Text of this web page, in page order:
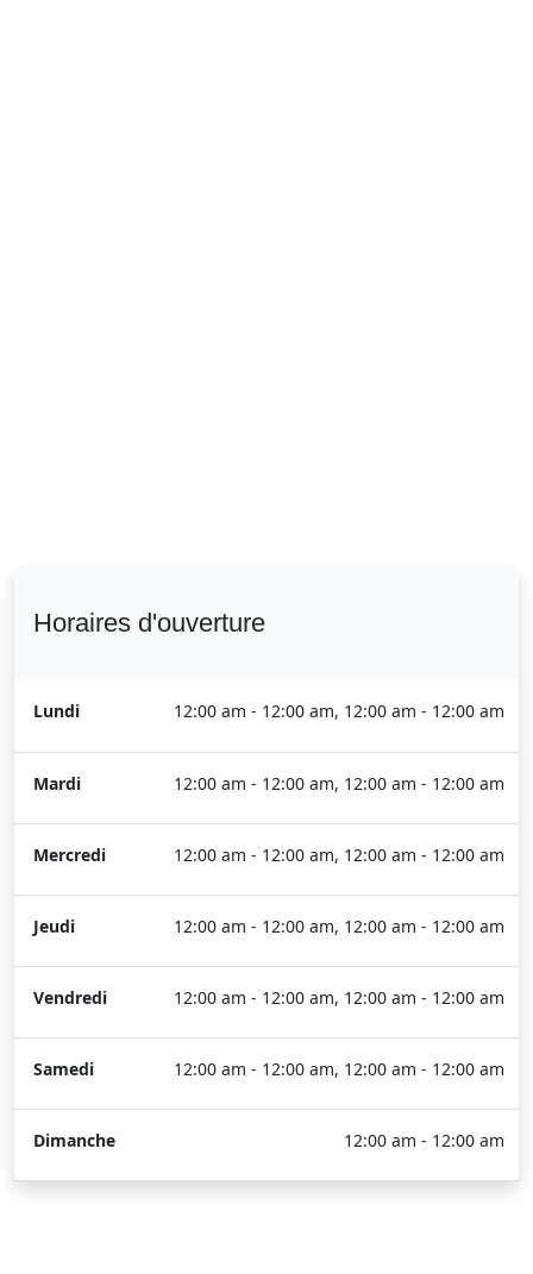
Horaires d'ouverture
Lundi 12:00 am - 12:00 am, 12:00 am - 12:00 am
Mardi 12:00 am - 12:00 am, 12:00 am - 12:00 am
Mercredi 12:00 am - 12:00 am, 12:00 am - 12:00 am
Jeudi 12:00 am - 12:00 am, 12:00 am - 12:00 am
Vendredi 12:00 am - 12:00 am, 12:00 am - 12:00 am
Samedi 12:00 am - 12:00 am, 12:00 am - 12:00 am
Dimanche 12:00 am - 12:00 am